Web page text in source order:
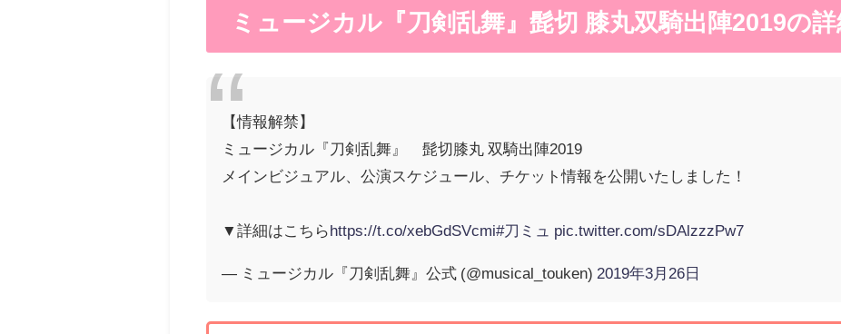
ミュージカル『刀剣乱舞』髭切 膝丸双騎出陣2019の詳
【情報解禁】
ミュージカル『刀剣乱舞』 髭切膝丸 双騎出陣2019
メインビジュアル、公演スケジュール、チケット情報を公開いたしました！
▼詳細はこちらhttps://t.co/xebGdSVcmi#刀ミュ pic.twitter.com/sDAlzzzPw7
— ミュージカル『刀剣乱舞』公式 (@musical_touken) 2019年3月26日